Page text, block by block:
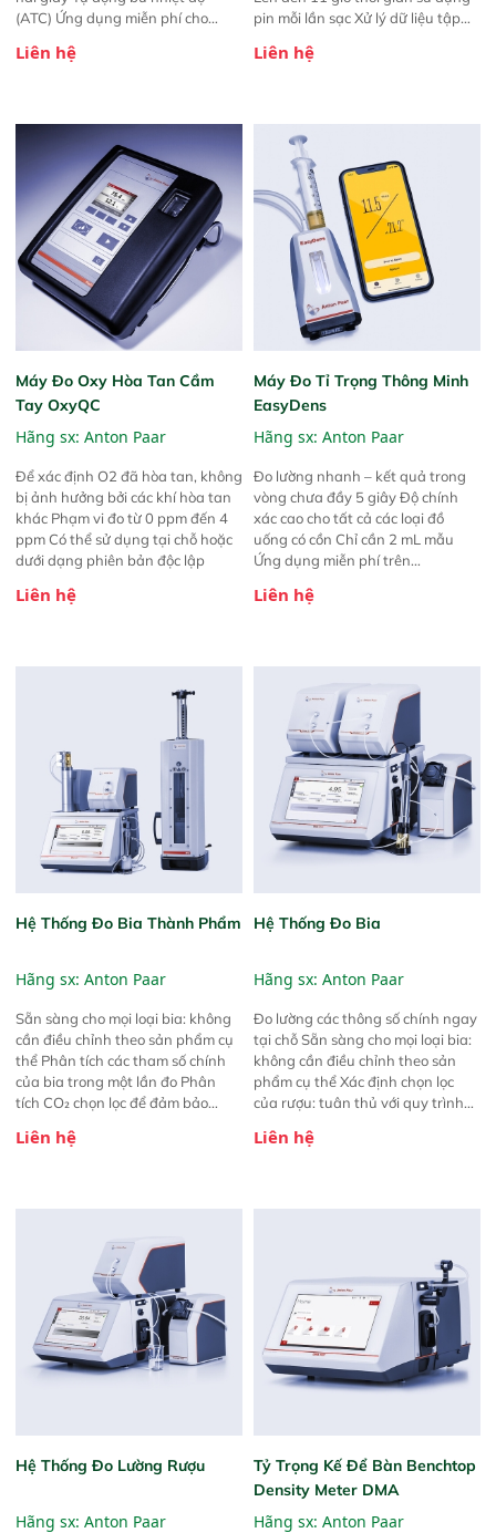
(ATC) Ứng dụng miễn phí cho
Liên hệ
pin mỗi lần sạc Xử lý dữ liệu tập
Connect Đo lường từ chai và lon
Liên hệ
Máy Đo Oxy Hòa Tan Cầm
Tay OxyQC
Hãng sx: Anton Paar
Để xác định O2 đã hòa tan, không
bị ảnh hưởng bởi các khí hòa tan
khác Phạm vi đo từ 0 ppm đến 4
ppm Có thể sử dụng tại chỗ hoặc
dưới dạng phiên bản độc lập
Liên hệ
Máy Đo Tỉ Trọng Thông Minh
EasyDens
Hãng sx: Anton Paar
Đo lường nhanh – kết quả trong
vòng chưa đầy 5 giây Độ chính
xác cao cho tất cả các loại đồ
uống có cồn Chỉ cần 2 mL mẫu
Ứng dụng miễn phí trên
lên men trên smartphone của bạn
Liên hệ
Hệ Thống Đo Bia Thành Phẩm
Hãng sx: Anton Paar
Sẵn sàng cho mọi loại bia: không
cần điều chỉnh theo sản phẩm cụ
thể Phân tích các tham số chính
của bia trong một lần đo Phân
tích CO₂ chọn lọc để đảm bảo
cố hiệu suất máy chiết trong vòng
Liên hệ
Hệ Thống Đo Bia
Hãng sx: Anton Paar
Đo lường các thông số chính ngay
tại chỗ Sẵn sàng cho mọi loại bia:
không cần điều chỉnh theo sản
phẩm cụ thể Xác định chọn lọc
của rượu: tuân thủ với quy trình
ASBC, MEBAK và BCoJ
Liên hệ
Hệ Thống Đo Lường Rượu
Hãng sx: Anton Paar
Tỷ Trọng Kế Để Bàn Benchtop
Density Meter DMA
Hãng sx: Anton Paar